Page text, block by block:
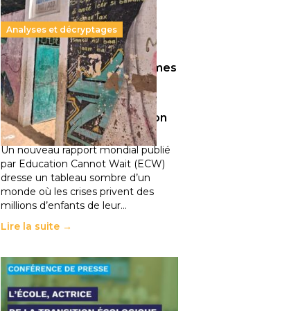
Analyses et décryptages
258 millions d’enfants victimes
de la guerre, des chocs
climatiques et des
déplacements de population
11 juillet 2026 -National
Un nouveau rapport mondial publié
par Education Cannot Wait (ECW)
dresse un tableau sombre d’un
monde où les crises privent des
millions d’enfants de leur…
Lire la suite →